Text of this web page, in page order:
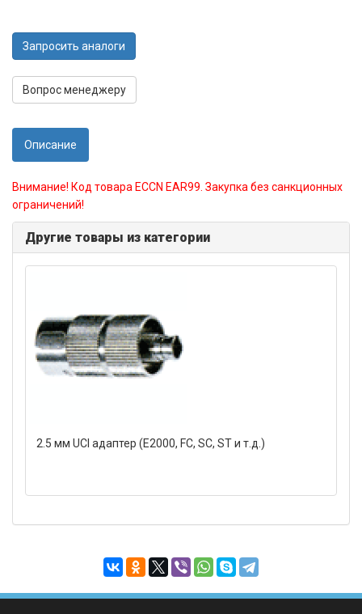
Запросить аналоги
Вопрос менеджеру
Описание
Внимание! Код товара ECCN EAR99. Закупка без санкционных
ограничений!
Другие товары из категории
2.5 мм UCI адаптер (Е2000, FC, SC, ST и т.д.)